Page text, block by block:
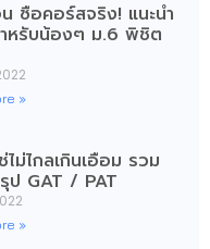
ซื้อคอร์สจริง! แนะนำ
หรับน้องๆ ม.6 พิชิต
»
ไม่ไกลเกินเอื้อม รวม
ป GAT / PAT
»